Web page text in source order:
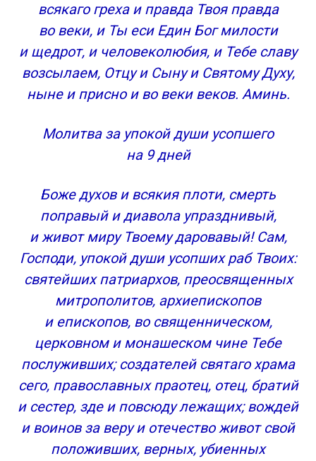
всякаго греха и правда Твоя правда
во веки, и Ты еси Един Бог милости
и щедрот, и человеколюбия, и Тебе славу
возсылаем, Отцу и Сыну и Святому Духу,
ныне и присно и во веки веков. Аминь.
Молитва за упокой души усопшего
на 9 дней
Боже духов и всякия плоти, смерть
поправый и диавола упразднивый,
и живот миру Твоему даровавый! Сам,
Господи, упокой души усопших раб Твоих:
святейших патриархов, преосвященных
митрополитов, архиепископов
и епископов, во священническом,
церковном и монашеском чине Тебе
послуживших; создателей святаго храма
сего, православных праотец, отец, братий
и сестер, зде и повсюду лежащих; вождей
и воинов за веру и отечество живот свой
положивших, верных, убиенных